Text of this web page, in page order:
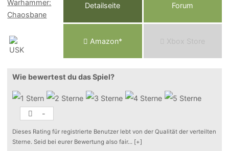
Detailseite Forum
Amazon* Xbox Store
Wie bewertest du das Spiel?
-
Dieses Rating für registrierte Benutzer lebt von der Qualität der verteilten
Sterne. Seid bei eurer Bewertung also fair... [+]